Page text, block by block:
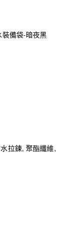
備袋-暗夜黑
拉鍊, 聚酯纖維,